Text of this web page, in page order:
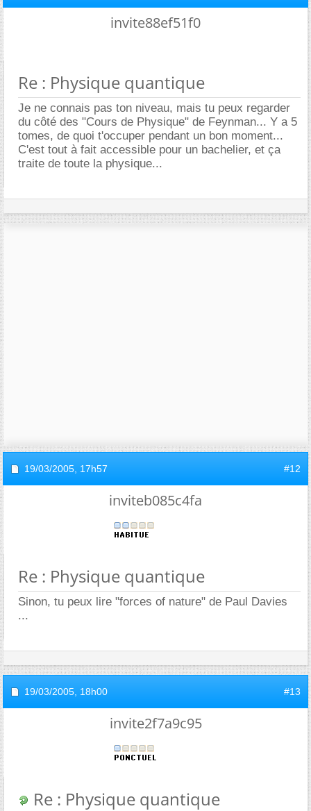
invite88ef51f0
Re : Physique quantique
Je ne connais pas ton niveau, mais tu peux regarder
du côté des "Cours de Physique" de Feynman... Y a 5
tomes, de quoi t'occuper pendant un bon moment...
C'est tout à fait accessible pour un bachelier, et ça
traite de toute la physique...
19/03/2005, 17h57 #12
inviteb085c4fa
Re : Physique quantique
Sinon, tu peux lire "forces of nature" de Paul Davies
...
19/03/2005, 18h00 #13
invite2f7a9c95
Re : Physique quantique